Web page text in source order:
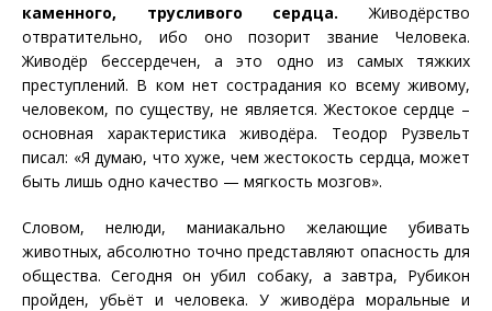
каменного, трусливого сердца. Живодёрство
отвратительно, ибо оно позорит звание Человека.
Живодёр бессердечен, а это одно из самых тяжких
преступлений. В ком нет сострадания ко всему живому,
человеком, по существу, не является. Жестокое сердце –
основная характеристика живодёра. Теодор Рузвельт
писал: «Я думаю, что хуже, чем жестокость сердца, может
быть лишь одно качество — мягкость мозгов».
Словом, нелюди, маниакально желающие убивать
животных, абсолютно точно представляют опасность для
общества. Сегодня он убил собаку, а завтра, Рубикон
пройден, убьёт и человека. У живодёра моральные и